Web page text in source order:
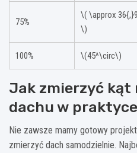
75%
\( \approx
\)
100% \(45^\circ\)
Jak zmierzyć kąt
dachu w
Nie zawsze mamy gotowy
zmierzyć dach samodzielnie.